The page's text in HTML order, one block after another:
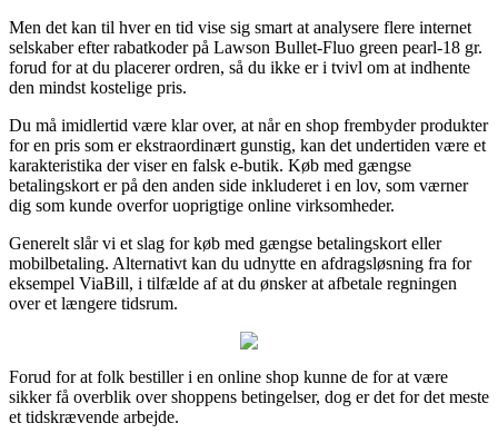
Men det kan til hver en tid vise sig smart at analysere flere internet
selskaber efter rabatkoder på Lawson Bullet-Fluo green pearl-18 gr.
forud for at du placerer ordren, så du ikke er i tvivl om at indhente
den mindst kostelige pris.
Du må imidlertid være klar over, at når en shop frembyder produkter
for en pris som er ekstraordinært gunstig, kan det undertiden være et
karakteristika der viser en falsk e-butik. Køb med gængse
betalingskort er på den anden side inkluderet i en lov, som værner
dig som kunde overfor uoprigtige online virksomheder.
Generelt slår vi et slag for køb med gængse betalingskort eller
mobilbetaling. Alternativt kan du udnytte en afdragsløsning fra for
eksempel ViaBill, i tilfælde af at du ønsker at afbetale regningen
over et længere tidsrum.
Forud for at folk bestiller i en online shop kunne de for at være
sikker få overblik over shoppens betingelser, dog er det for det meste
et tidskrævende arbejde.